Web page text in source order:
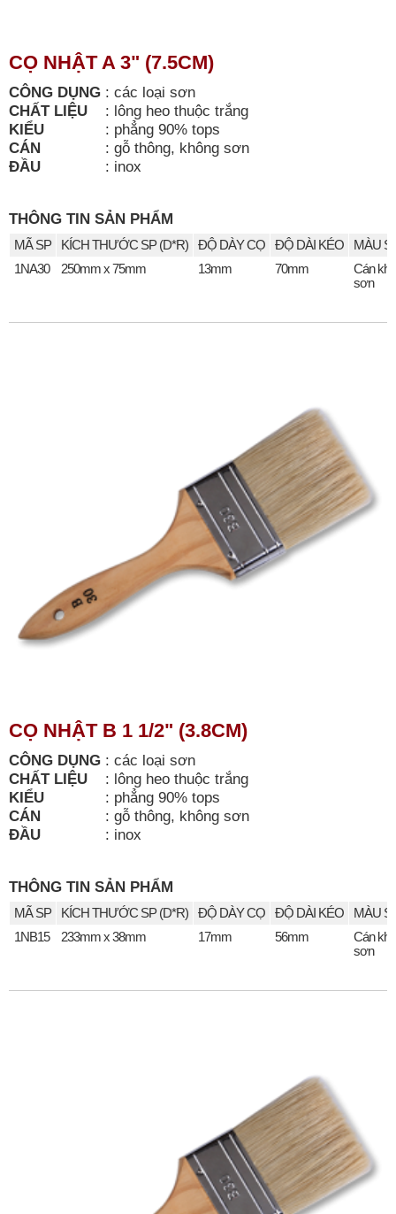
CỌ NHẬT A 3" (7.5CM)
CÔNG DỤNG : các loại sơn
CHẤT LIỆU
: lông heo thuộc trắng
KIỂU
: phẳng 90% tops
CÁN
: gỗ thông, không sơn
ĐẦU
: inox
THÔNG TIN SẢN PHẨM
MÃ SP KÍCH THƯỚC SP (D*R) ĐỘ DÀY CỌ ĐỘ DÀI KÉO
MÀU
1NA30
250mm x 75mm 13mm 70mm
Cán
sơn
CỌ NHẬT B 1 1/2" (3.8CM)
CÔNG DỤNG : các loại sơn
CHẤT LIỆU
: lông heo thuộc trắng
KIỂU
: phẳng 90% tops
CÁN
: gỗ thông, không sơn
ĐẦU
: inox
THÔNG TIN SẢN PHẨM
MÃ SP KÍCH THƯỚC SP (D*R) ĐỘ DÀY CỌ ĐỘ DÀI KÉO
MÀU
1NB15
233mm x 38mm 17mm 56mm
Cán
sơn